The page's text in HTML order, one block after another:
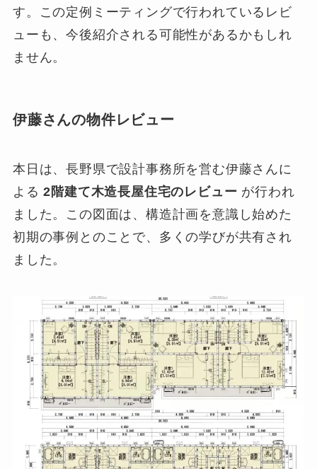
す。この定例ミーティングで行われているレビ
ューも、今後紹介される可能性があるかもしれ
ません。
伊藤さんの物件レビュー
本日は、長野県で設計事務所を営む伊藤さんに
よる2階建て木造長屋住宅のレビュー が行われ
ました。この図面は、構造計画を意識し始めた
初期の事例とのことで、多くの学びが共有され
ました。